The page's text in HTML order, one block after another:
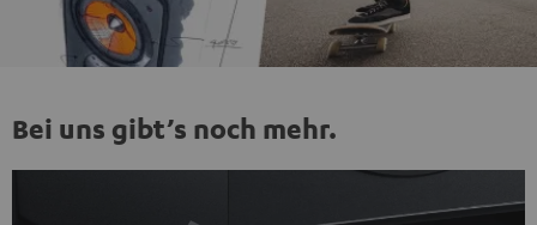
Bei uns gibt’s noch mehr.